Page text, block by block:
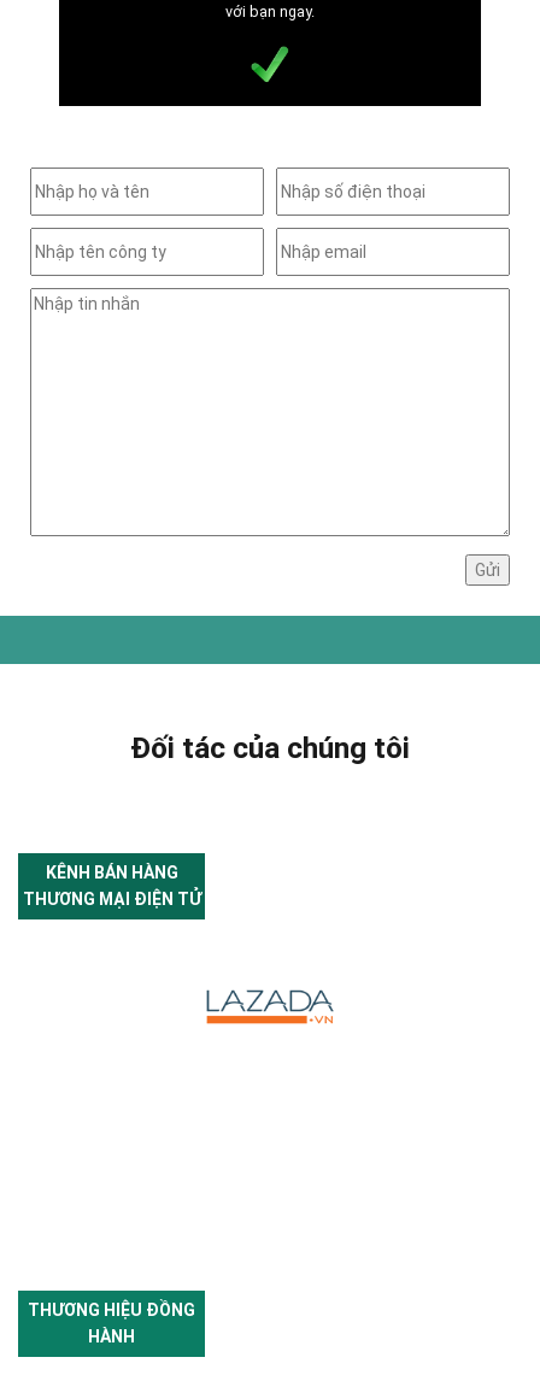
với bạn ngay.
Đối tác của chúng tôi
KÊNH BÁN HÀNG
THƯƠNG MẠI ĐIỆN TỬ
THƯƠNG HIỆU ĐỒNG
HÀNH